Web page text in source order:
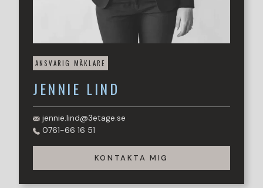
ANSVARIG MÄKLARE
JENNIE LIND
jennie.lind@3etage.se
0761-66 16 51
KONTAKTA MIG